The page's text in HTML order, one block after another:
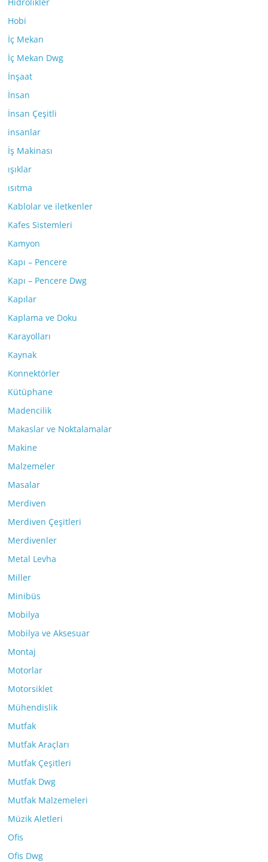
Hobi
İç Mekan
İç Mekan Dwg
İnşaat
İnsan
İnsan Çeşitli
insanlar
İş Makinası
ışıklar
ısıtma
Kablolar ve iletkenler
Kafes Sistemleri
Kamyon
Kapı – Pencere
Kapı – Pencere Dwg
Kapılar
Kaplama ve Doku
Karayolları
Kaynak
Konnektörler
Kütüphane
Madencilik
Makaslar ve Noktalamalar
Makine
Malzemeler
Masalar
Merdiven
Merdiven Çeşitleri
Merdivenler
Metal Levha
Miller
Minibüs
Mobilya
Mobilya ve Aksesuar
Montaj
Motorlar
Motorsiklet
Mühendislik
Mutfak
Mutfak Araçları
Mutfak Çeşitleri
Mutfak Dwg
Mutfak Malzemeleri
Müzik Aletleri
Ofis
Ofis Dwg